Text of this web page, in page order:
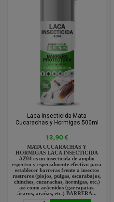
Laca Insecticida Mata
Cucarachas y Hormigas 500ml
13,90 €
MATA CUCARACHAS Y
HORMIGAS LACA INSECTICIDA
AZ04 es un insecticida de amplio
espectro y especialmente efectivo para
establecer barreras frente a insectos
rastreros (piojos, pulgas, escarabajos,
chinches, cucarachas, hormigas, etc.)
así como arácnidos (garrapatas,
ácaros, arañas, etc.) BARRERA...